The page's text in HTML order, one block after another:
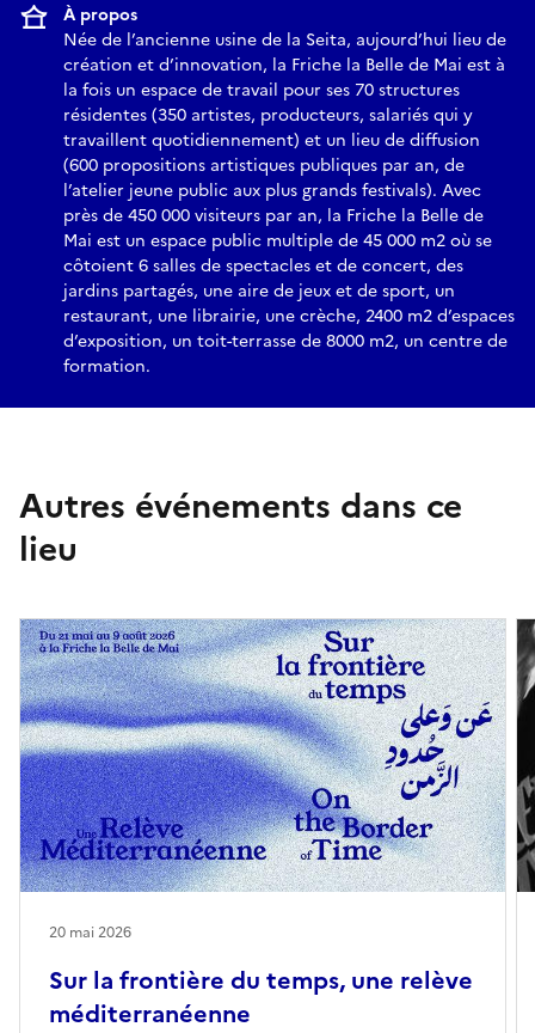
À propos
Née de l’ancienne usine de la Seita, aujourd’hui lieu de
création et d’innovation, la Friche la Belle de Mai est à
la fois un espace de travail pour ses 70 structures
résidentes (350 artistes, producteurs, salariés qui y
travaillent quotidiennement) et un lieu de diffusion
(600 propositions artistiques publiques par an, de
l’atelier jeune public aux plus grands festivals). Avec
près de 450 000 visiteurs par an, la Friche la Belle de
Mai est un espace public multiple de 45 000 m2 où se
côtoient 6 salles de spectacles et de concert, des
jardins partagés, une aire de jeux et de sport, un
restaurant, une librairie, une crèche, 2400 m2 d’espaces
d’exposition, un toit-terrasse de 8000 m2, un centre de
formation.
Autres événements dans ce
lieu
Sur la frontière du temps, une relève
méditerranéenne
20 mai 2026